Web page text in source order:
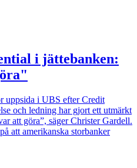
i jättebanken:
uppsida i UBS efter Credit
och ledning har gjort ett utmärkt
att göra”, säger Christer Gardell.
att amerikanska storbanker